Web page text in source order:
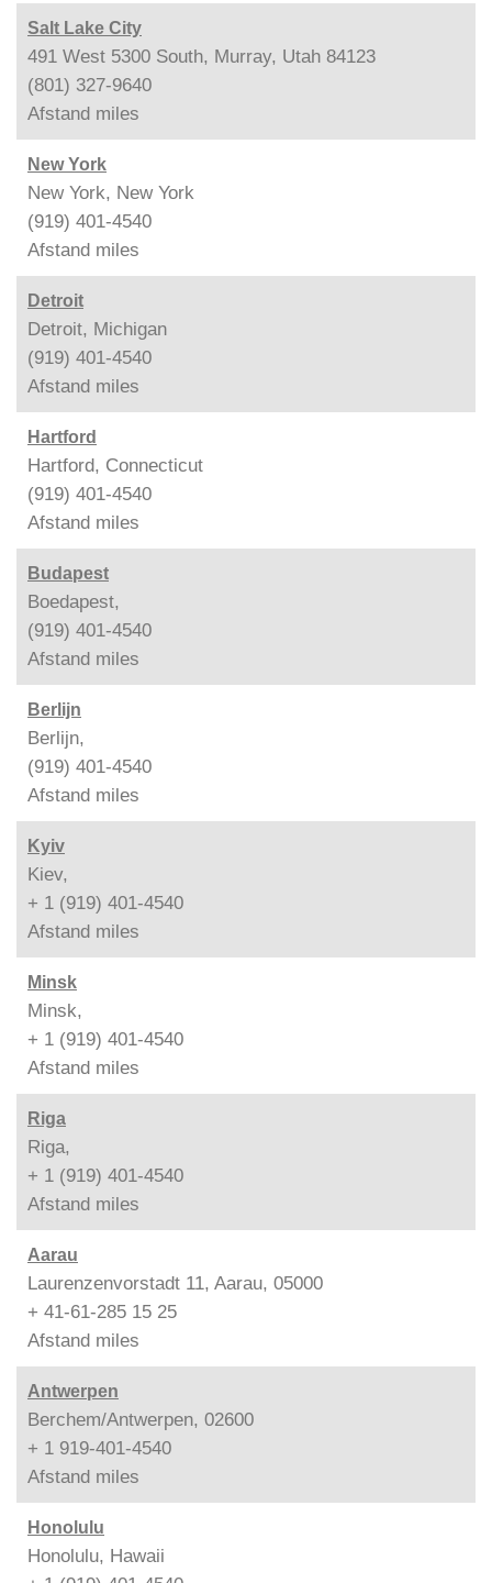
Salt Lake City
491 West 5300 South, Murray, Utah 84123
(801) 327-9640
Afstand miles
New York
New York, New York
(919) 401-4540
Afstand miles
Detroit
Detroit, Michigan
(919) 401-4540
Afstand miles
Hartford
Hartford, Connecticut
(919) 401-4540
Afstand miles
Budapest
Boedapest,
(919) 401-4540
Afstand miles
Berlijn
Berlijn,
(919) 401-4540
Afstand miles
Kyiv
Kiev,
+ 1 (919) 401-4540
Afstand miles
Minsk
Minsk,
+ 1 (919) 401-4540
Afstand miles
Riga
Riga,
+ 1 (919) 401-4540
Afstand miles
Aarau
Laurenzenvorstadt 11, Aarau, 05000
+ 41-61-285 15 25
Afstand miles
Antwerpen
Berchem/Antwerpen, 02600
+ 1 919-401-4540
Afstand miles
Honolulu
Honolulu, Hawaii